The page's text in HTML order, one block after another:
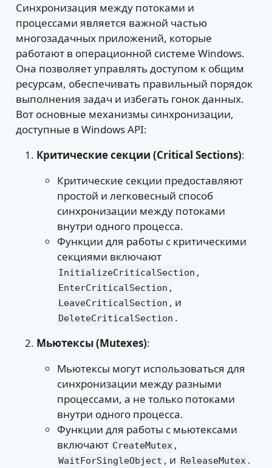
Синхронизация между потоками и
процессами является важной частью
многозадачных приложений, которые
работают в операционной системе Windows.
Она позволяет управлять доступом к общим
ресурсам, обеспечивать правильный порядок
выполнения задач и избегать гонок данных.
Вот основные механизмы синхронизации,
доступные в Windows API:
Критические секции (Critical Sections):
Критические секции предоставляют
простой и легковесный способ
синхронизации между потоками
внутри одного процесса.
Функции для работы с критическими
секциями включают
InitializeCriticalSection ,
EnterCriticalSection ,
LeaveCriticalSection , и
DeleteCriticalSection .
Мьютексы (Mutexes):
Мьютексы могут использоваться для
синхронизации между разными
процессами, а не только потоками
внутри одного процесса.
Функции для работы с мьютексами
включают CreateMutex ,
WaitForSingleObject , и ReleaseMutex .